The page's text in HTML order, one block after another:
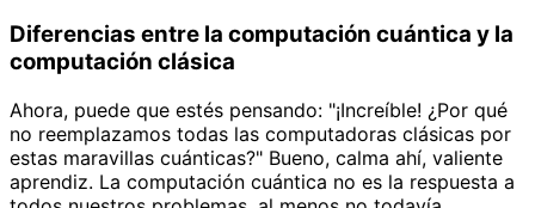
Diferencias entre la computación cuántica y la
computación clásica
Ahora, puede que estés pensando: "¡Increíble! ¿Por qué
no reemplazamos todas las computadoras clásicas por
estas maravillas cuánticas?" Bueno, calma ahí, valiente
aprendiz. La computación cuántica no es la respuesta a